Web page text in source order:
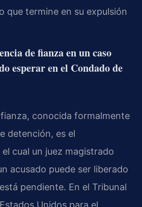
que termine en su expulsión
de fianza en un caso
esperar en el Condado de
conocida formalmente
detención, es el
cual un juez magistrado
acusado puede ser liberado
pendiente. En el Tribunal